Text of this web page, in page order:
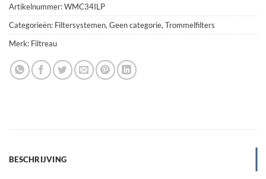
Artikelnummer:WMC34ILP
Categorieën: Filtersystemen, Geen categorie, Trommelfilters
Merk: Filtreau
BESCHRIJVING